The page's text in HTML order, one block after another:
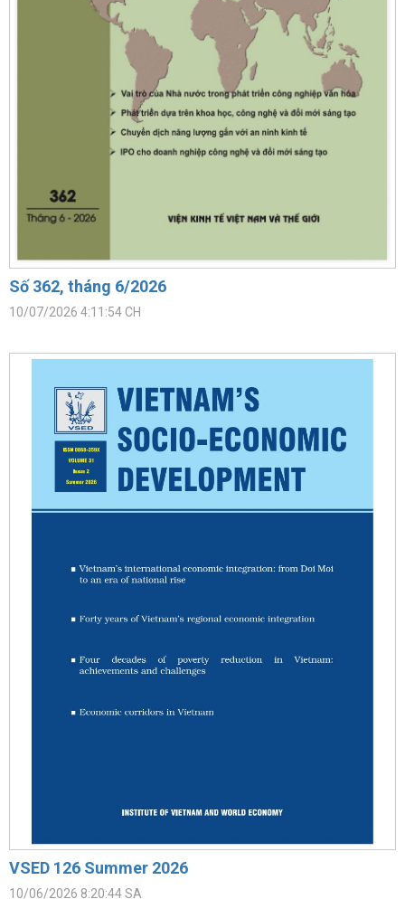
Số 362, tháng 6/2026
10/07/2026 4:11:54 CH
VSED 126 Summer 2026
10/06/2026 8:20:44 SA